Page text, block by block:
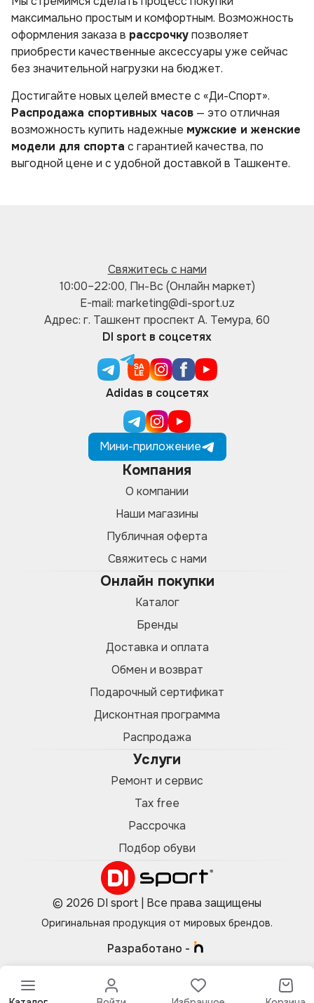
максимально простым и комфортным. Возможность
оформления заказа в рассрочкупозволяет
приобрести качественные аксессуары уже сейчас
без значительной нагрузки на бюджет.
Достигайте новых целей вместе с «Ди-Спорт».
Распродажа спортивных часов — это отличная
возможность купить надежные мужские и женские
модели для спорта с гарантией качества, по
выгодной цене и с удобной доставкой в Ташкенте.
Свяжитесь с нами
10:00–22:00, Пн-Вс (Онлайн маркет)
E-mail: marketing@di-sport.uz
Адрес: г. Ташкент проспект А. Темура, 60
DI sport в соцсетях
Adidas в соцсетях
Мини-приложение
Компания
О компании
Наши магазины
Публичная оферта
Свяжитесь с нами
Онлайн покупки
Каталог
Бренды
Доставка и оплата
Обмен и возврат
Подарочный сертификат
Дисконтная программа
Распродажа
Услуги
Ремонт и сервис
Tax free
Рассрочка
Подбор обуви
© 2026 DI sport | Все права защищены
Оригинальная продукция от мировых брендов.
Разработано -